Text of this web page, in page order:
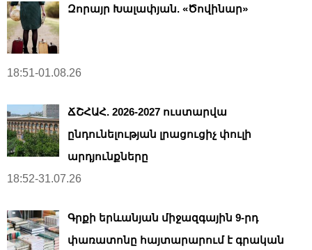
Զորայր Խալափյան. «Ծովինար»
18:51-01.08.26
ՃՇՀԱՀ. 2026-2027 ուստարվա
ընդունելության լրացուցիչ փուլի
արդյունքները
18:52-31.07.26
Գրքի երևանյան միջազգային 9-րդ
փառատոնը հայտարարում է գրական